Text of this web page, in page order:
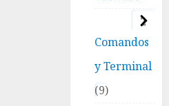
2
Comandos
y Terminal
9